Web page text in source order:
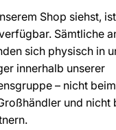
Shop siehst,
Sämtliche
sich physisch in
innerhalb unserer
– nicht
und nicht